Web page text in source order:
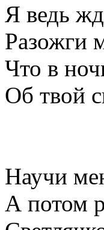
Я ведь
Разожги
Что в
Об твой
Научи
А потом